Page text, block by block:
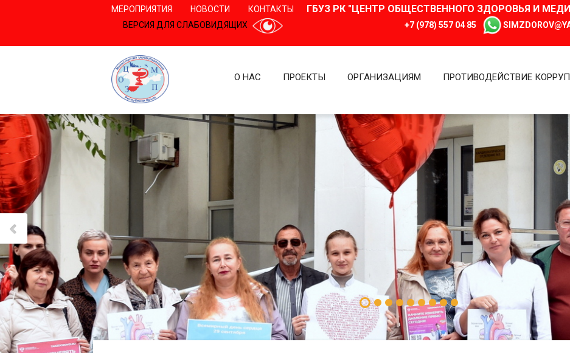
МЕРОПРИЯТИЯ НОВОСТИ
КОНТАКТЫ
ВЕРСИЯ ДЛЯ СЛАБОВИДЯЩИХ
ГБУЗ РК "ЦЕНТР ОБЩЕСТВЕННОГО ЗДОРОВЬЯ И
+7 (978) 557 04 85
О НАС ПРОЕКТЫ ОРГАНИЗАЦИЯМ ПРОТИВОДЕЙСТВИЕ